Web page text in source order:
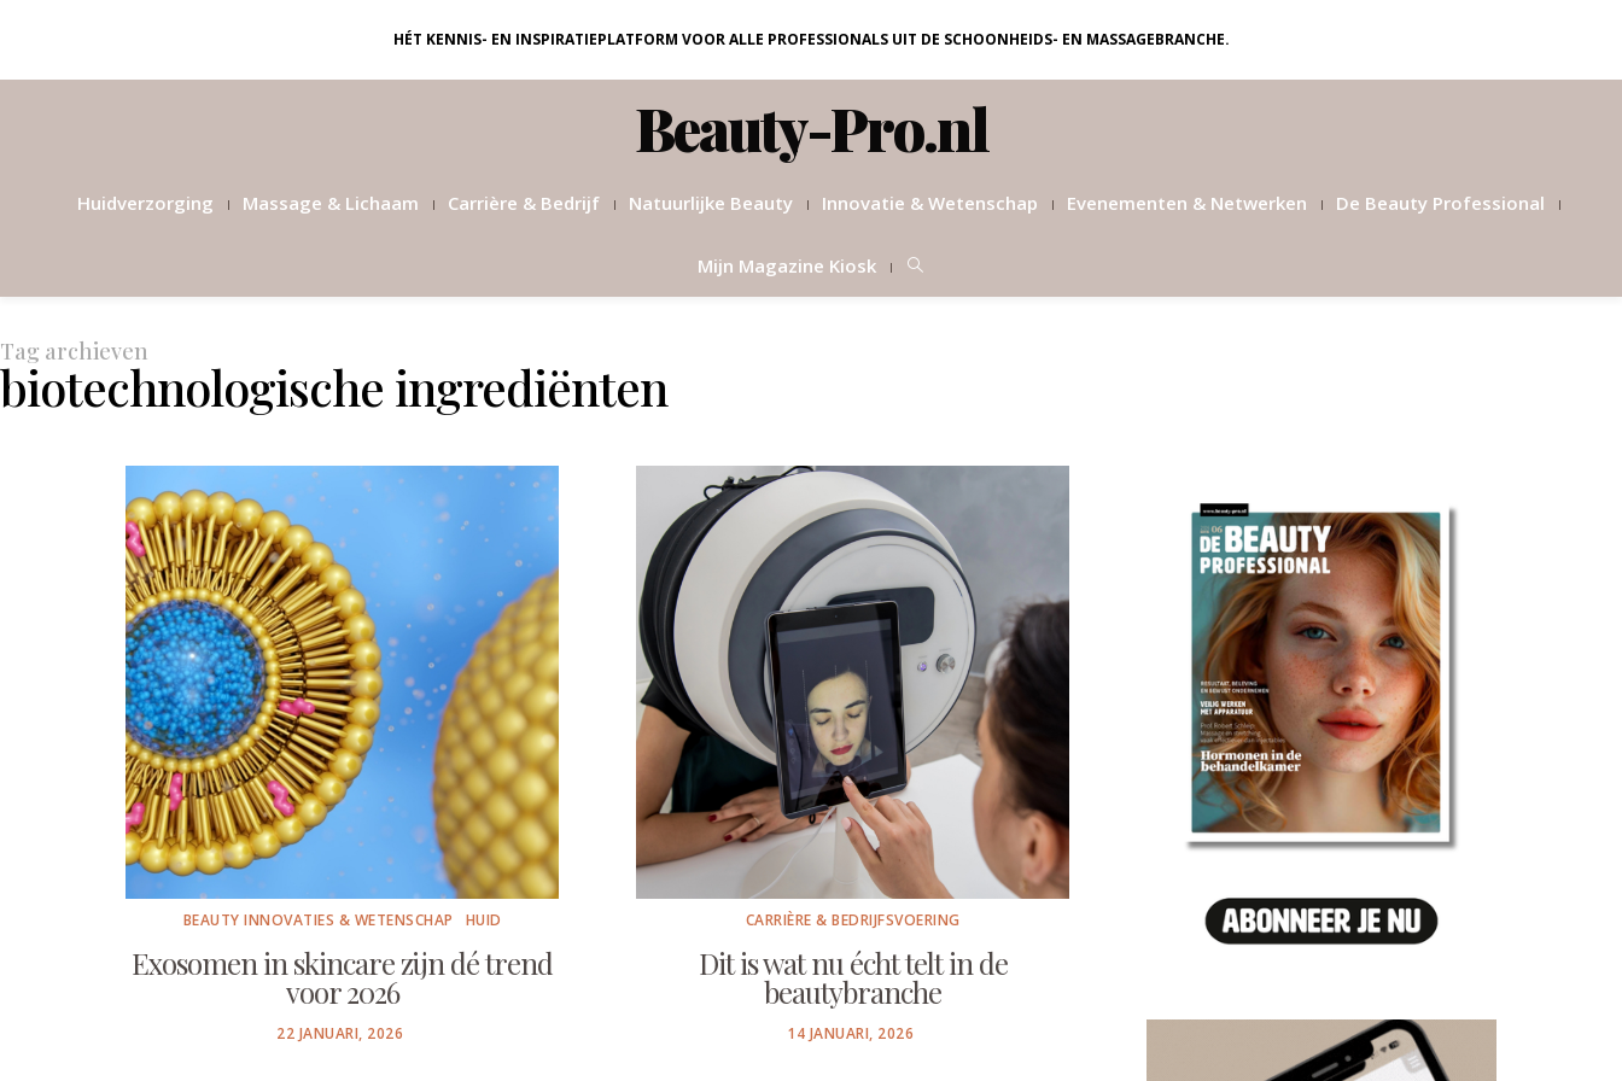
HÉT KENNIS- EN INSPIRATIEPLATFORM VOOR ALLE PROFESSIONALS UIT DE SCHOONHEIDS- EN MASSAGEBRANCHE.
Beauty-Pro.nl
Huidverzorging Massage & Lichaam Carrière & Bedrijf Natuurlijke Beauty Innovatie & Wetenschap Evenementen & Netwerken De Beauty Professional
Mijn Magazine Kiosk
Tag archieven
biotechnologische ingrediënten
BEAUTY INNOVATIES & WETENSCHAP HUID
Exosomen in skincare zijn dé trend
voor 2026
POSTED
22 JANUARI, 2026
CARRIÈRE & BEDRIJFSVOERING
Dit is wat nu écht telt in de
beautybranche
POSTED
14 JANUARI, 2026